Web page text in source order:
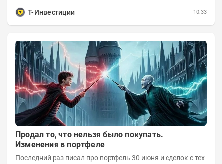
Т-Инвестиции
10:33
Продал то, что нельзя было покупать.
Изменения в портфеле
Последний раз писал про портфель 30 июня и сделок с тех